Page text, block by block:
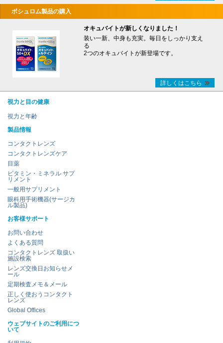
ボシュロム製品の購入
オキュバイトが新しくなりました！
装い一新、中身も充実。毎日をしっかり支え
る
2つのオキュバイトが新登場です。
詳しくはこちら
視力と目の健康
視力と年齢
製品情報
コンタクトレンズ
コンタクトレンズケア
目薬
ビタミン・ミネラル サプ
リメント
一般用サプリメント
眼科用手術機器(サージカ
ル製品)
お客様サポート
お問い合わせ
よくある質問
コンタクトレンズ 取扱い
施設検索
レンズ交換日お知らせメ
ール
定期検査メモ＆メール
正しく使おうコンタクト
レンズ
Global Offices
ウェブサイトのご利用につ
いて